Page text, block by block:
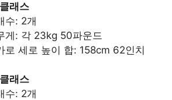
래스
수: 2개
게: 각 23kg 50파운드
로 세로 높이 합: 158cm 62인치
래스
수: 2개